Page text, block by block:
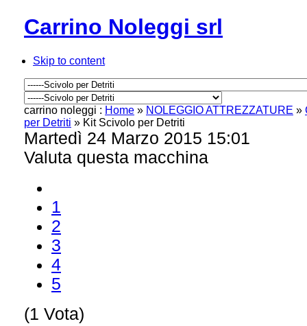
Carrino Noleggi srl
Skip to content
carrino noleggi : Home » NOLEGGIO ATTREZZATURE »
per Detriti » Kit Scivolo per Detriti
Martedì 24 Marzo 2015 15:01
Valuta questa macchina
1
2
3
4
5
(1 Vota)